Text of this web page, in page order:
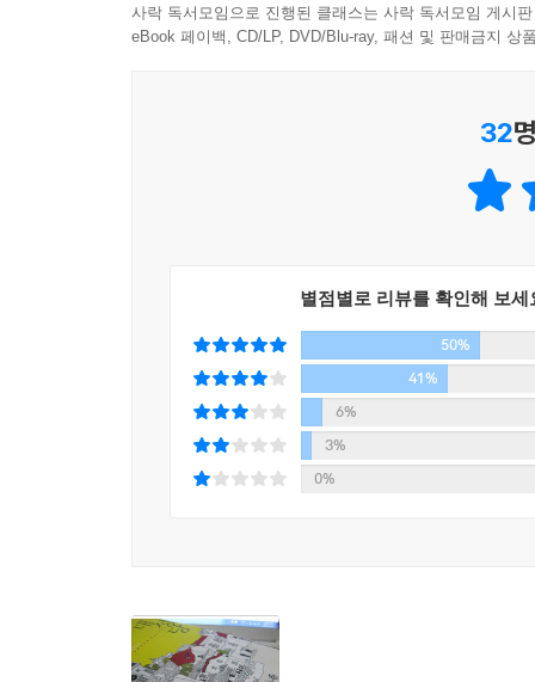
사락 독서모임으로 진행된 클래스는 사락 독서모임 게시
eBook 페이백, CD/LP, DVD/Blu-ray, 패션 및 판매금지 상
32
별점별로 리뷰를 확인해 보세
50%
41%
6%
3%
0%